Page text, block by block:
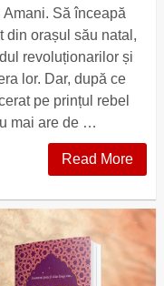
Să înceapă
din orașul său natal,
revoluționarilor și
lor. Dar, după ce
pe prințul rebel
mai are de …
Read More